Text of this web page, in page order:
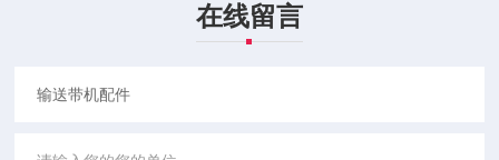
在线留言